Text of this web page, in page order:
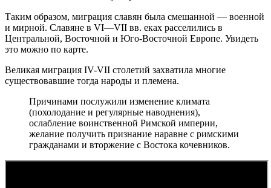
Таким образом, миграция славян была смешанной — военной
и мирной. Славяне в VI—VII вв. еках расселились в
Центральной, Восточной и Юго-Восточной Европе. Увидеть
это можно по карте.
Великая миграция IV-VII столетий захватила многие
существовавшие тогда народы и племена.
Причинами послужили изменение климата
(похолодание и регулярные наводнения),
ослабление воинственной Римской империи,
желание получить признание наравне с римскими
гражданами и вторжение с Востока кочевников.